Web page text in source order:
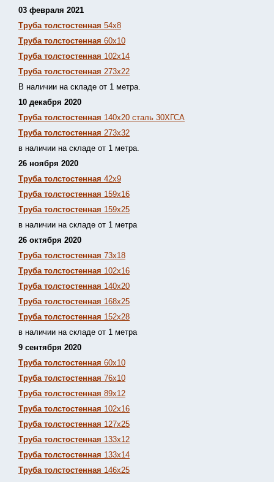
03 февраля 2021
Труба толстостенная 54х8
Труба толстостенная 60х10
Труба толстостенная 102х14
Труба толстостенная 273х22
В наличии на складе от 1 метра.
10 декабря 2020
Труба толстостенная 140х20 сталь 30ХГСА
Труба толстостенная 273х32
в наличии на складе от 1 метра.
26 ноября 2020
Труба толстостенная 42х9
Труба толстостенная 159х16
Труба толстостенная 159х25
в наличии на складе от 1 метра
26 октября 2020
Труба толстостенная 73х18
Труба толстостенная 102х16
Труба толстостенная 140х20
Труба толстостенная 168х25
Труба толстостенная 152х28
в наличии на складе от 1 метра
9 сентября 2020
Труба толстостенная 60х10
Труба толстостенная 76х10
Труба толстостенная 89х12
Труба толстостенная 102х16
Труба толстостенная 127х25
Труба толстостенная 133х12
Труба толстостенная 133х14
Труба толстостенная 146х25